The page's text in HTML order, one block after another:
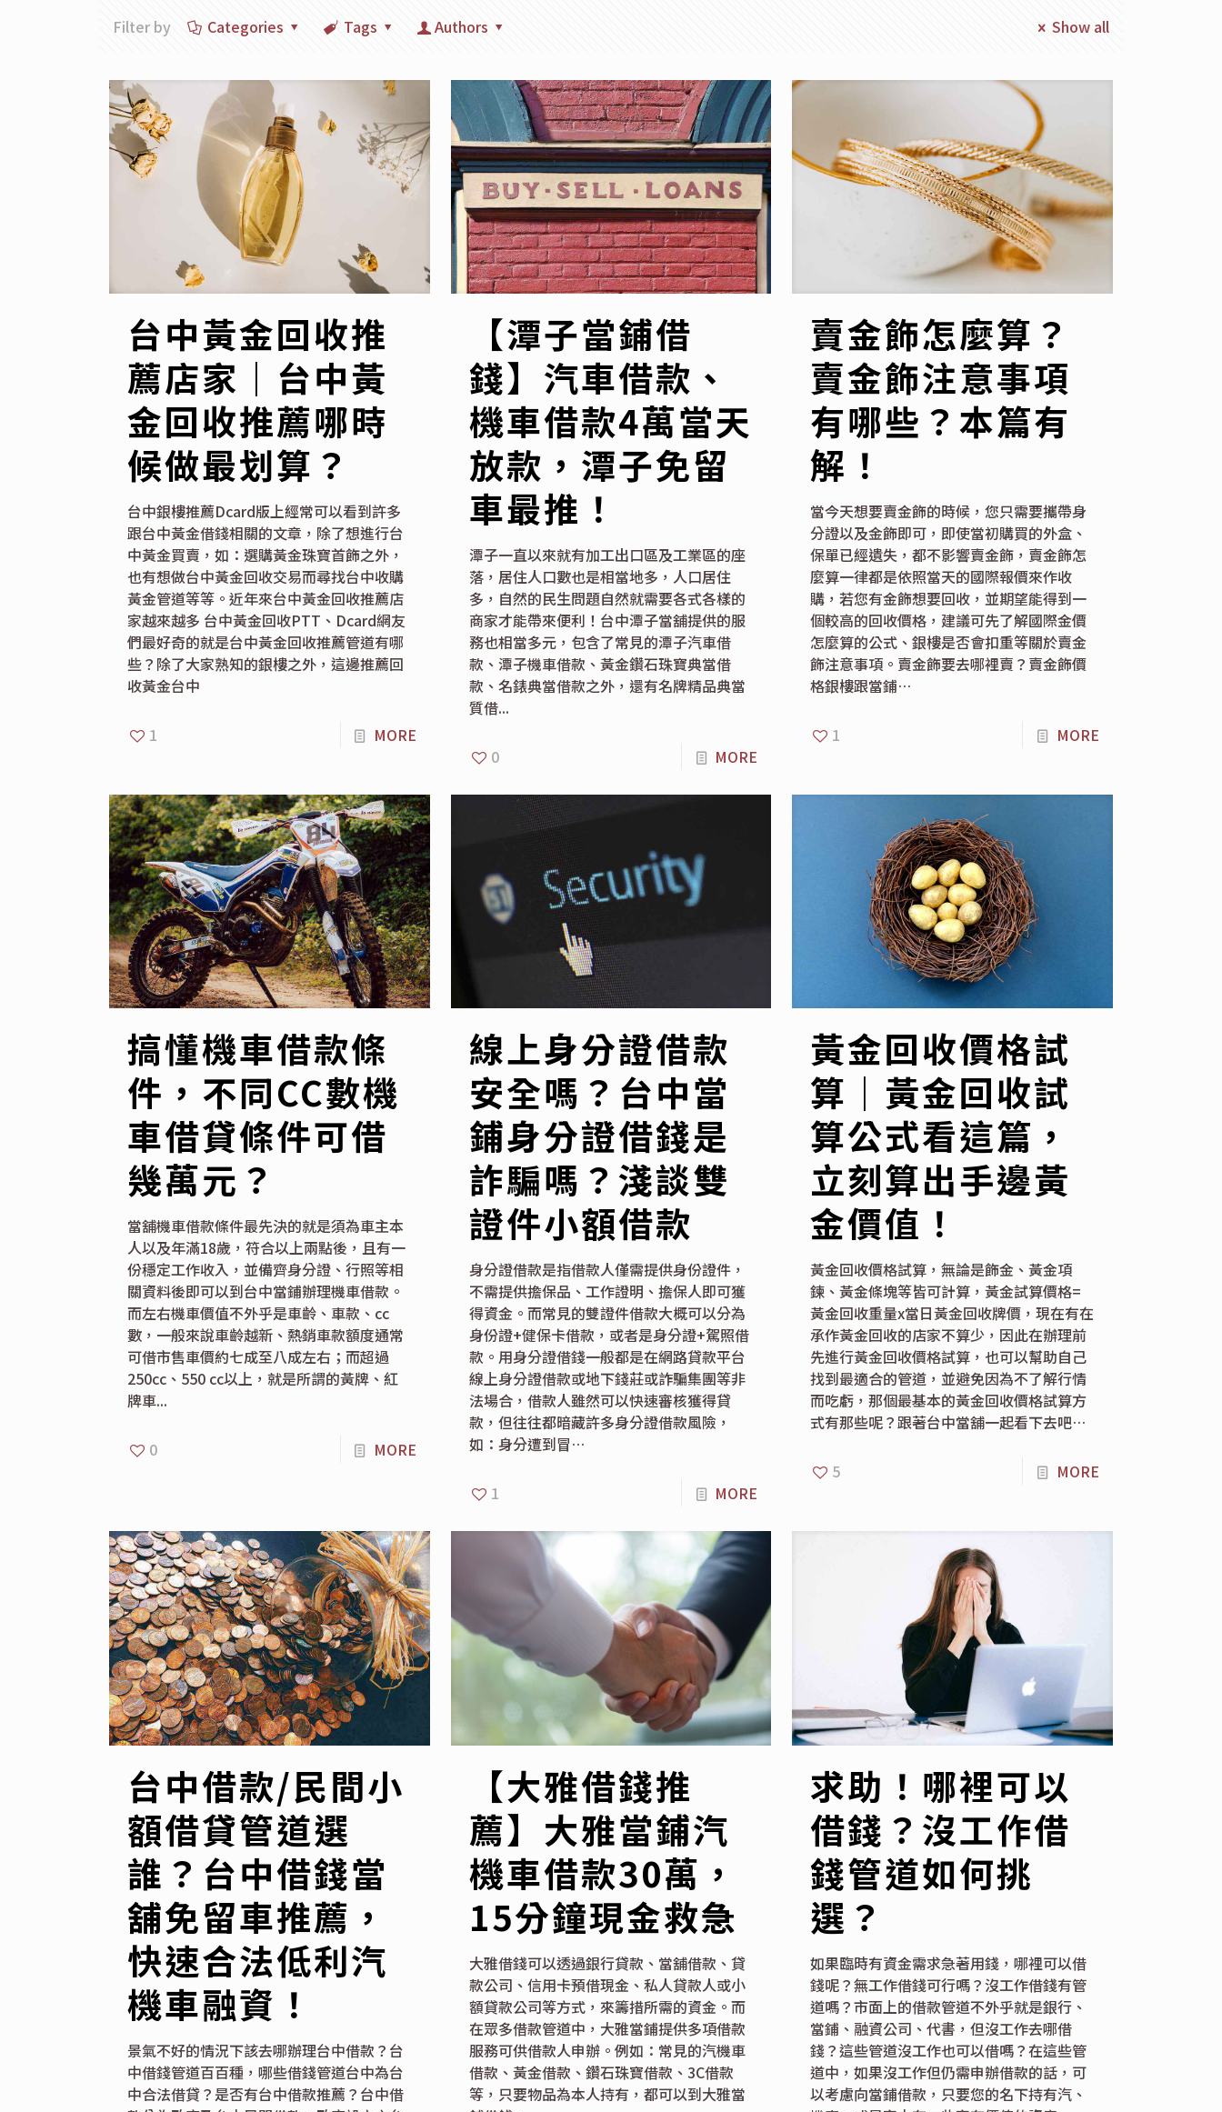
Filter by Categories Tags Authors Show all
台中黃金回收推
薦店家｜台中黃
金回收推薦哪時
候做最划算？
台中銀樓推薦Dcard版上經常可以看到許多
跟台中黃金借錢相關的文章，除了想進行台
中黃金買賣，如：選購黃金珠寶首飾之外，
也有想做台中黃金回收交易而尋找台中收購
黃金管道等等。近年來台中黃金回收推薦店
家越來越多 台中黃金回收PTT、Dcard網友
們最好奇的就是台中黃金回收推薦管道有哪
些？除了大家熟知的銀樓之外，這邊推薦回
收黃金台中
1 MORE
【潭子當鋪借
錢】汽車借款、
機車借款4萬當天
放款，潭子免留
車最推！
潭子一直以來就有加工出口區及工業區的座
落，居住人口數也是相當地多，人口居住
多，自然的民生問題自然就需要各式各樣的
商家才能帶來便利！台中潭子當舖提供的服
務也相當多元，包含了常見的潭子汽車借
款、潭子機車借款、黃金鑽石珠寶典當借
款、名錶典當借款之外，還有名牌精品典當
質借...
0 MORE
賣金飾怎麼算？
賣金飾注意事項
有哪些？本篇有
解！
當今天想要賣金飾的時候，您只需要攜帶身
分證以及金飾即可，即使當初購買的外盒、
保單已經遺失，都不影響賣金飾，賣金飾怎
麼算一律都是依照當天的國際報價來作收
購，若您有金飾想要回收，並期望能得到一
個較高的回收價格，建議可先了解國際金價
怎麼算的公式、銀樓是否會扣重等關於賣金
飾注意事項。賣金飾要去哪裡賣？賣金飾價
格銀樓跟當鋪…
1 MORE
搞懂機車借款條
件，不同CC數機
車借貸條件可借
幾萬元？
當舖機車借款條件最先決的就是須為車主本
人以及年滿18歲，符合以上兩點後，且有一
份穩定工作收入，並備齊身分證、行照等相
關資料後即可以到台中當鋪辦理機車借款。
而左右機車價值不外乎是車齡、車款、cc
數，一般來說車齡越新、熱銷車款額度通常
可借市售車價約七成至八成左右；而超過
250cc、550 cc以上，就是所謂的黃牌、紅
牌車...
0 MORE
線上身分證借款
安全嗎？台中當
鋪身分證借錢是
詐騙嗎？淺談雙
證件小額借款
身分證借款是指借款人僅需提供身份證件，
不需提供擔保品、工作證明、擔保人即可獲
得資金。而常見的雙證件借款大概可以分為
身份證+健保卡借款，或者是身分證+駕照借
款。用身分證借錢一般都是在網路貸款平台
線上身分證借款或地下錢莊或詐騙集團等非
法場合，借款人雖然可以快速審核獲得貸
款，但往往都暗藏許多身分證借款風險，
如：身分遭到冒…
1 MORE
黃金回收價格試
算｜黃金回收試
算公式看這篇，
立刻算出手邊黃
金價值！
黃金回收價格試算，無論是飾金、黃金項
鍊、黃金條塊等皆可計算，黃金試算價格=
黃金回收重量x當日黃金回收牌價，現在有在
承作黃金回收的店家不算少，因此在辦理前
先進行黃金回收價格試算，也可以幫助自己
找到最適合的管道，並避免因為不了解行情
而吃虧，那個最基本的黃金回收價格試算方
式有那些呢？跟著台中當舖一起看下去吧…
5 MORE
台中借款/民間小
額借貸管道選
誰？台中借錢當
舖免留車推薦，
快速合法低利汽
機車融資！
景氣不好的情況下該去哪辦理台中借款？台
中借錢管道百百種，哪些借錢管道台中為台
中合法借貸？是否有台中借款推薦？台中借
【大雅借錢推
薦】大雅當鋪汽
機車借款30萬，
15分鐘現金救急
大雅借錢可以透過銀行貸款、當舖借款、貸
款公司、信用卡預借現金、私人貸款人或小
額貸款公司等方式，來籌措所需的資金。而
在眾多借款管道中，大雅當鋪提供多項借款
服務可供借款人申辦。例如：常見的汽機車
借款、黃金借款、鑽石珠寶借款、3C借款
等，只要物品為本人持有，都可以到大雅當
求助！哪裡可以
借錢？沒工作借
錢管道如何挑
選？
如果臨時有資金需求急著用錢，哪裡可以借
錢呢？無工作借錢可行嗎？沒工作借錢有管
道嗎？市面上的借款管道不外乎就是銀行、
當鋪、融資公司、代書，但沒工作去哪借
錢？這些管道沒工作也可以借嗎？在這些管
道中，如果沒工作但仍需申辦借款的話，可
以考慮向當鋪借款，只要您的名下持有汽、